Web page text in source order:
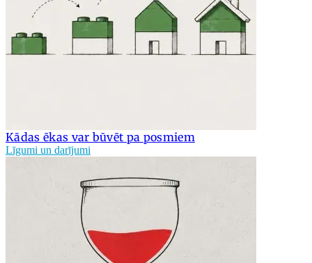
Kādas ēkas var būvēt pa posmiem
Līgumi un darījumi